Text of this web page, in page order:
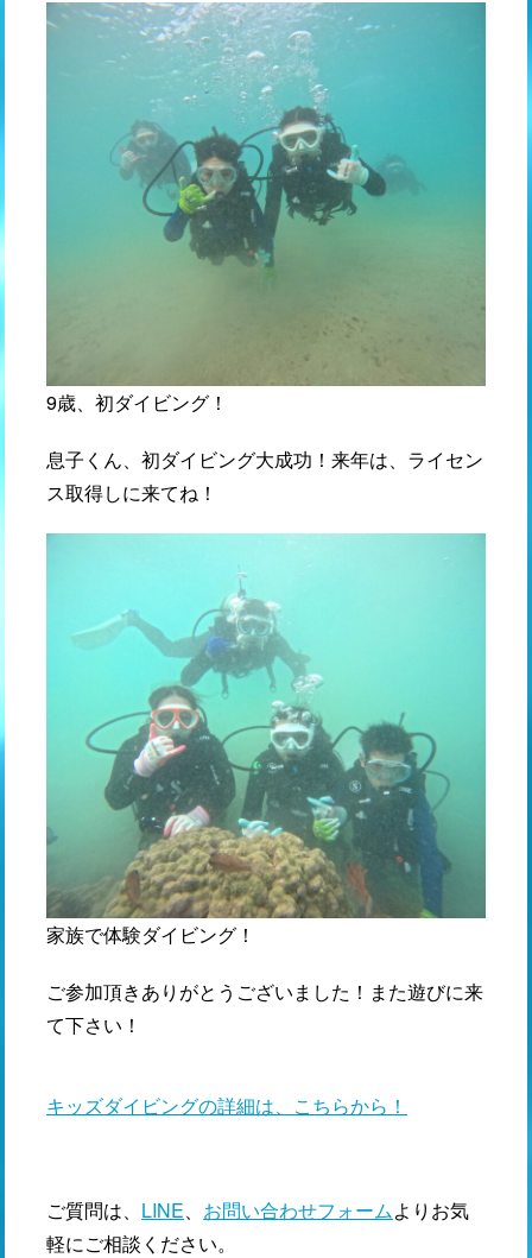
9歳、初ダイビング！
息子くん、初ダイビング大成功！来年は、ライセン
ス取得しに来てね！
家族で体験ダイビング！
ご参加頂きありがとうございました！また遊びに来
て下さい！
キッズダイビングの詳細は、こちらから！
ご質問は、 LINE、 お問い合わせフォームよりお気
軽にご相談ください。